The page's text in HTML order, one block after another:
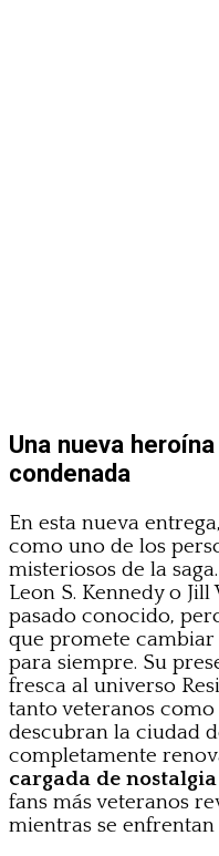
Una nueva
condenada
En esta nueva entrega,
como uno de los
misteriosos de la
Leon S. Kennedy o
pasado conocido,
que promete cambiar
para siempre. Su
fresca al universo
tanto veteranos
descubran la ciudad
completamente
cargada de nostalgia
fans más veteranos
mientras se